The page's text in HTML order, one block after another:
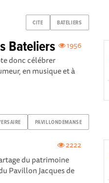
CITE BATELIERS
1956
Bateliers
donc célébrer
en musique et à
PAVILLONDEMANSE
2222
du patrimoine
Pavillon Jacques de